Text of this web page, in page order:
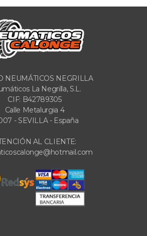
NEUMÁTICOS NEGRILLA
La Negrilla, S.L.
CIF: B42789305
Calle Metalurgia 4
- SEVILLA - España
AL CLIENTE: